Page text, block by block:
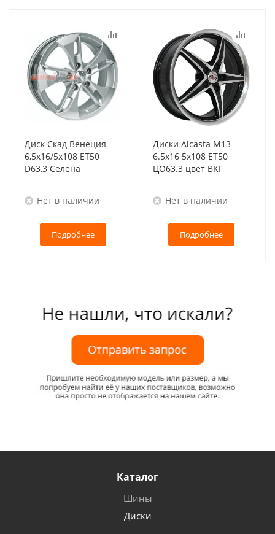
Диск Скад Венеция
6,5x16/5x108 ET50
D63,3 Селена
Нет в наличии
Подробнее
Диски Alcasta M13
6.5x16 5x108 ET50
ЦО63.3 цвет BKF
Нет в наличии
Подробнее
Каталог
Шины
Диски